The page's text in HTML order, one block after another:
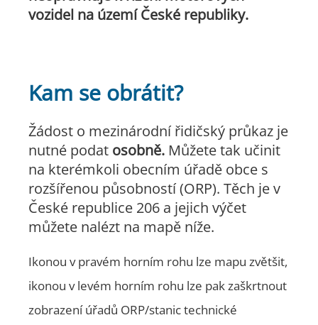
vozidel na území České republiky.
Kam se obrátit?
Žádost o mezinárodní řidičský průkaz je
nutné podat osobně. Můžete tak učinit
na kterémkoli obecním úřadě obce s
rozšířenou působností (ORP). Těch je v
České republice 206 a jejich výčet
můžete nalézt na mapě níže.
Ikonou v pravém horním rohu lze mapu zvětšit,
ikonou v levém horním rohu lze pak zaškrtnout
zobrazení úřadů ORP/stanic technické